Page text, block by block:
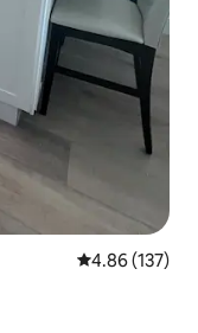
從 137 則評價
4.86 (137)